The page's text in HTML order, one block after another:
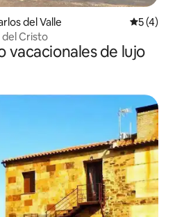
del Valle
5 (4)
del Cristo
vacacionales de lujo